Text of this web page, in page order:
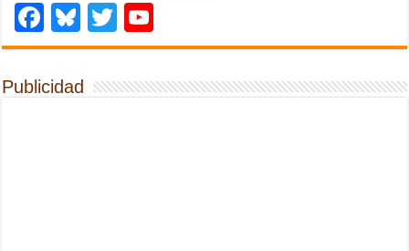
Facebook
Bluesky
Twitter
Publicidad